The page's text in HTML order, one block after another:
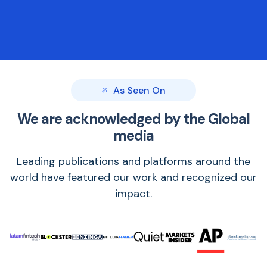
As Seen On
We are acknowledged by the Global
media
Leading publications and platforms around the
world have featured our work and recognized our
impact.